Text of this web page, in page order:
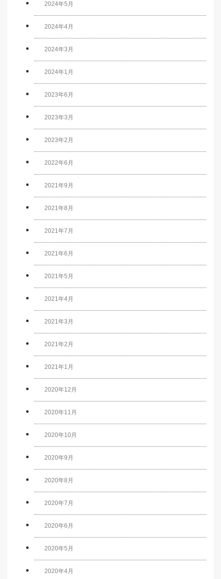
2024年5月
2024年4月
2024年3月
2024年1月
2023年6月
2023年3月
2023年2月
2022年6月
2021年9月
2021年8月
2021年7月
2021年6月
2021年5月
2021年4月
2021年3月
2021年2月
2021年1月
2020年12月
2020年11月
2020年10月
2020年9月
2020年8月
2020年7月
2020年6月
2020年5月
2020年4月